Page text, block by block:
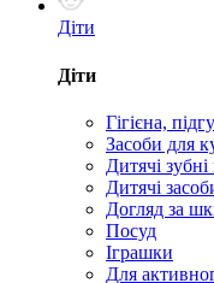
Діти
Діти
Гігієна,
Засоби для
Дитячі
Дитячі
Догляд за
Посуд
Іграшки
Для